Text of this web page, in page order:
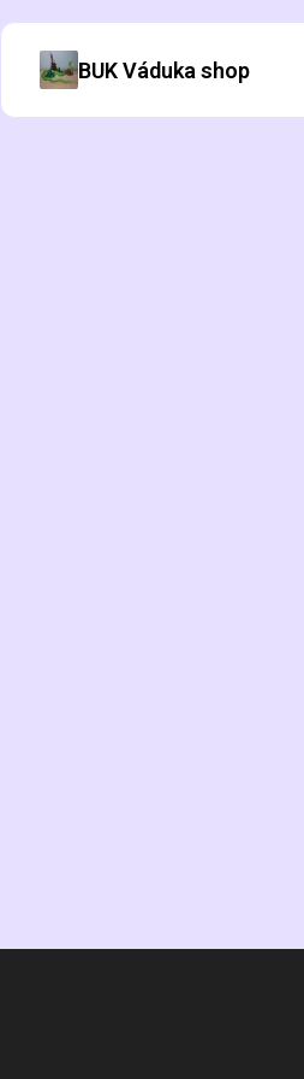
BUK Váduka shop